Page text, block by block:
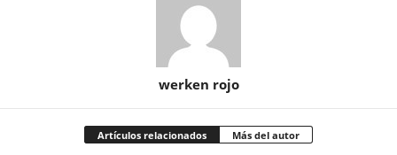
werken rojo
Artículos relacionados Más del autor